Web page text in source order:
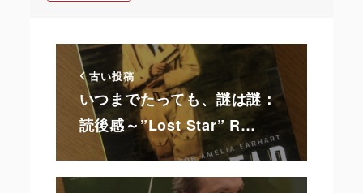
古い投稿
いつまでたっても、謎は謎：
読後感～”Lost Star” R…